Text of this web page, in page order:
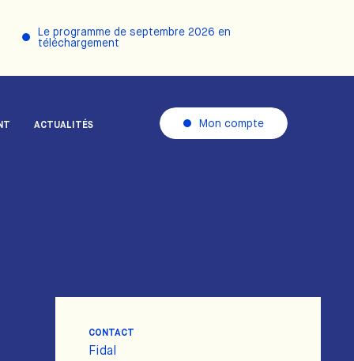
Le programme de septembre 2026 en
téléchargement
ACTUALITÉS Mon compte
CONTACT
Fidal